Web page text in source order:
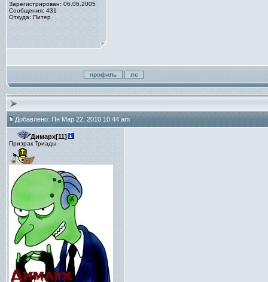
Зарегистрирован: 06.06.2005
Сообщения: 431
Откуда: Питер
Добавлено: Пн Мар 22, 2010 10:44 am
Димарх[11]
Призрак Триады